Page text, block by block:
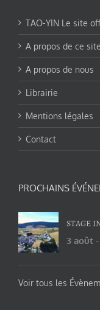
TAO-YIN Le site
A propos de ce site
A propos de nous
Librairie
Mentions légales
Contact
PROCHAINS
STAGE
3 août -
Voir tous les